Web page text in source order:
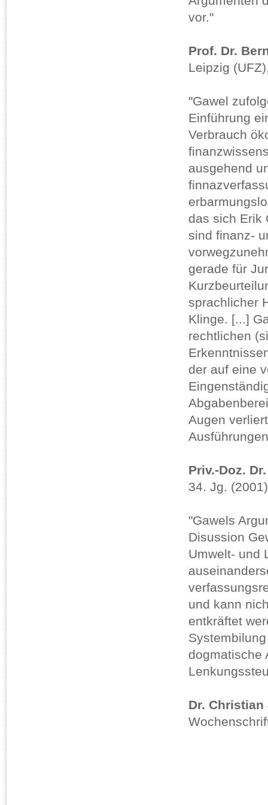
vor."
Prof. Dr.
Leipzig
"Gawel
Einführung
Verbrauch
ausgehend
das sich Erik
sind finanz-
gerade für
sprachlicher
Klinge. [...]
rechtlichen
der auf eine
Augen
Priv.-Doz.
34. Jg.
"Gawels
Disussion
Umwelt- und
und kann
entkräftet
dogmatische
Dr.